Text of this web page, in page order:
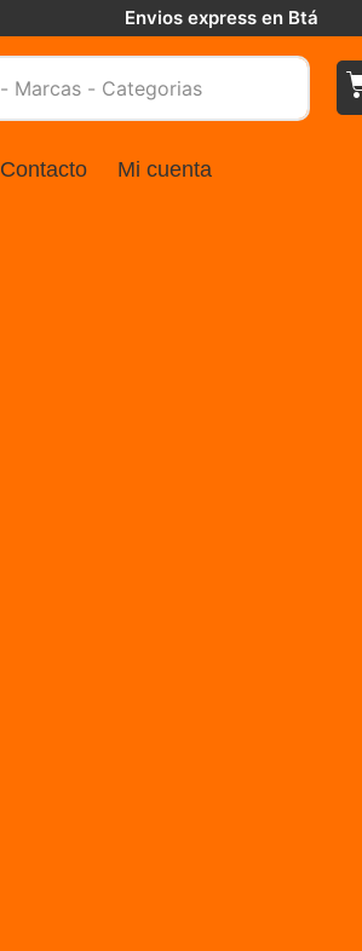
Envios express en Btá
Contacto Mi cuenta